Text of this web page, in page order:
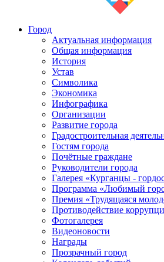
Город
Актуальная информация
Общая информация
История
Устав
Символика
Экономика
Инфографика
Организации
Развитие города
Градостроительная
Гостям города
Почётные граждане
Руководители города
Галерея «Курганцы -
Программа «Любимый
Премия «Трудящаяся
Противодействие
Фотогалерея
Видеоновости
Награды
Прозрачный город